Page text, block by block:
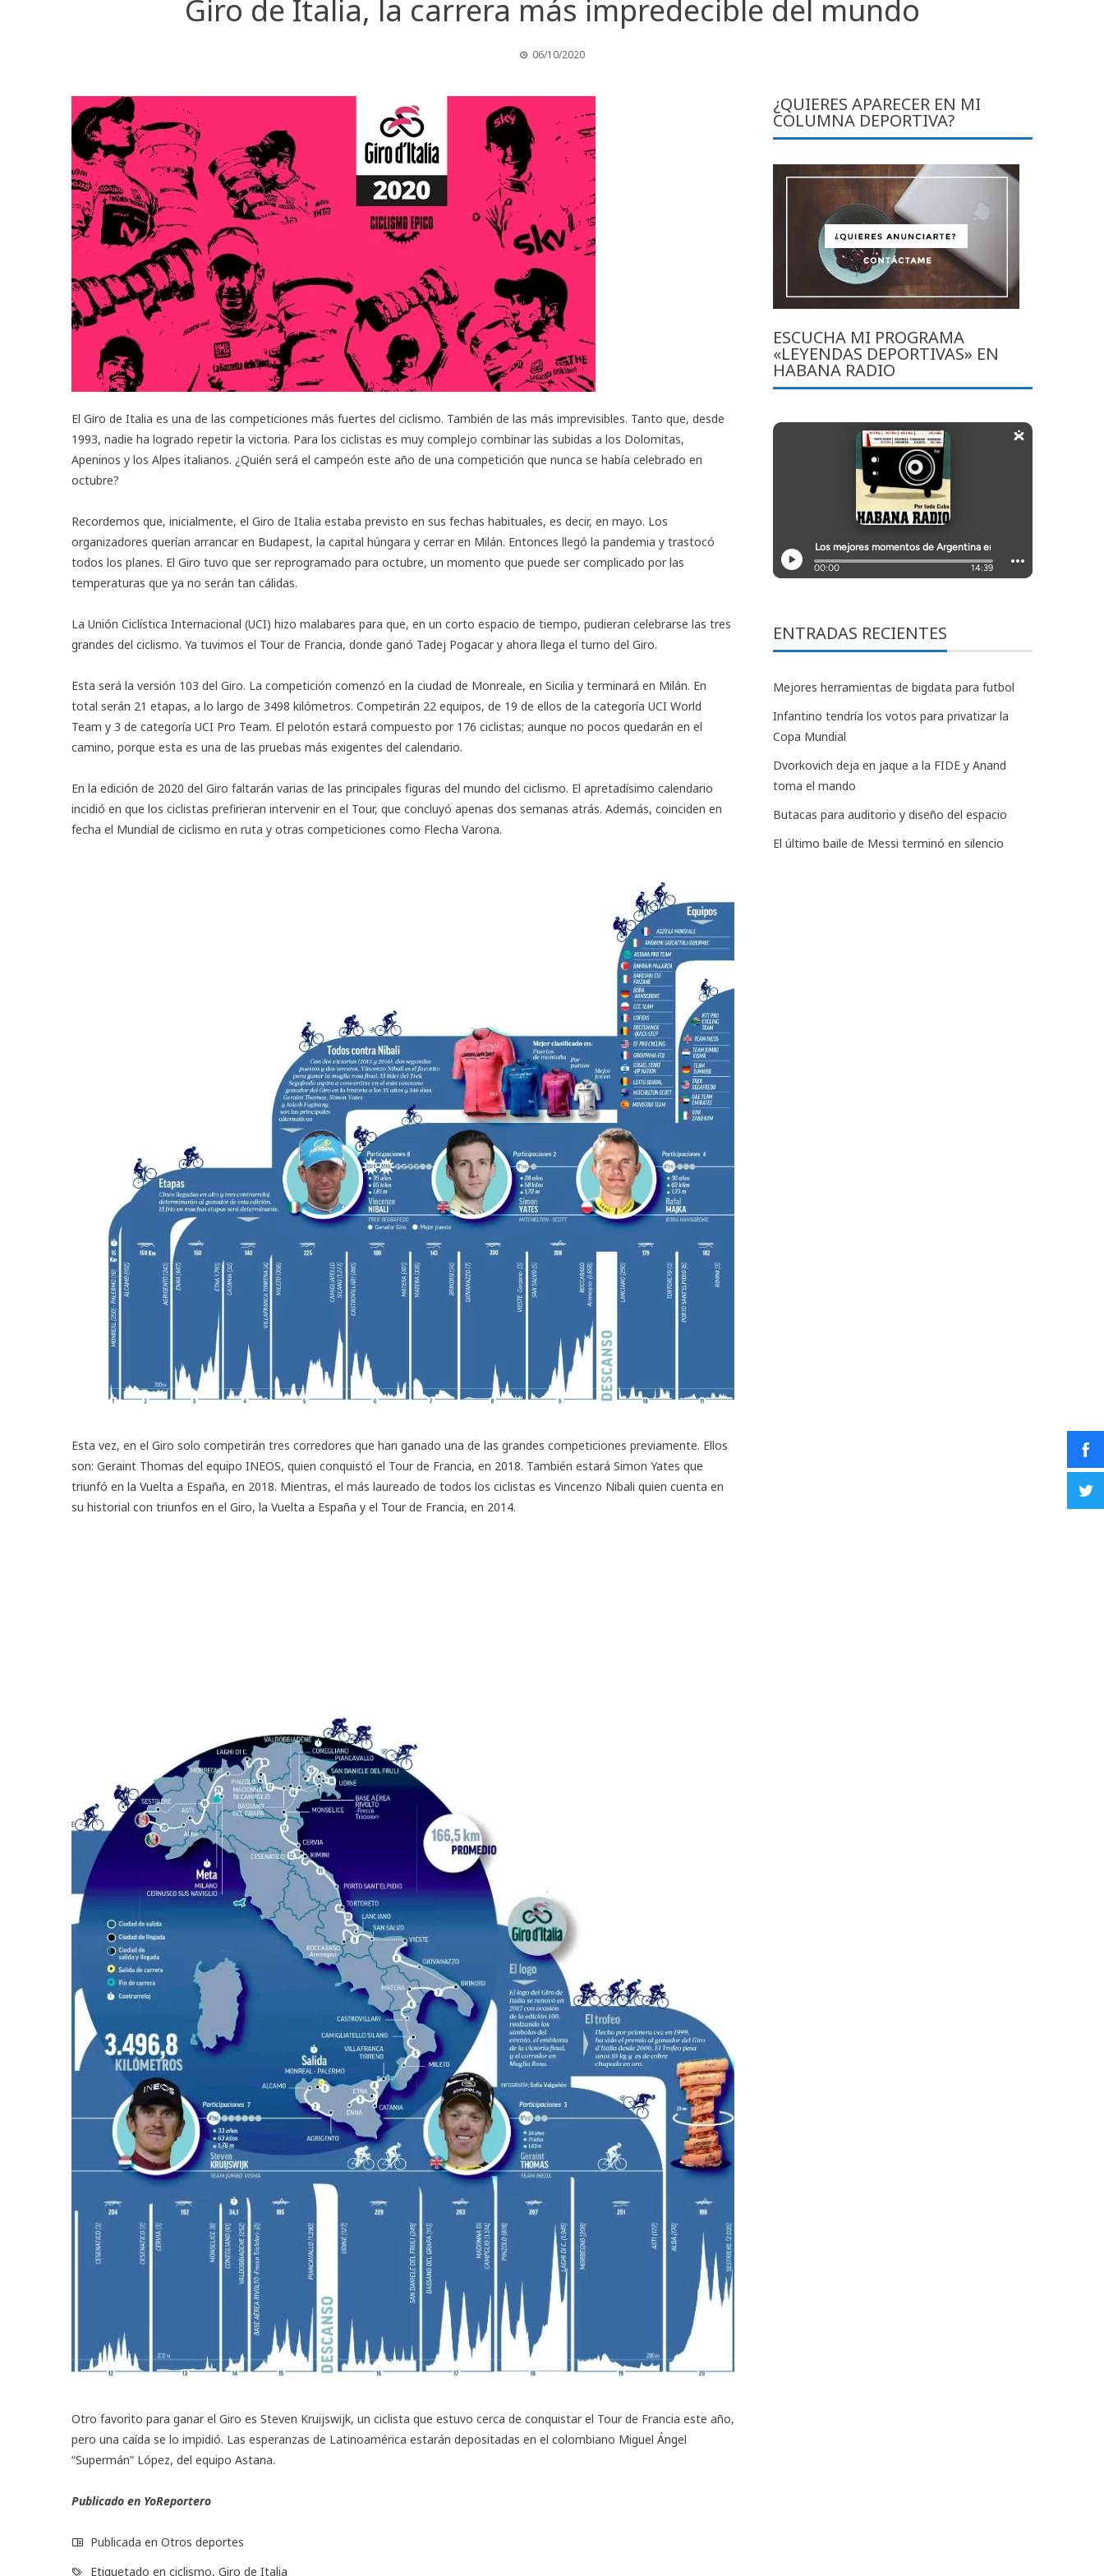
Giro de Italia, la carrera más impredecible del mundo
06/10/2020
El Giro de Italia es una de las competiciones más fuertes del ciclismo. También de las más imprevisibles. Tanto que, desde
1993, nadie ha logrado repetir la victoria. Para los ciclistas es muy complejo combinar las subidas a los Dolomitas,
Apeninos y los Alpes italianos. ¿Quién será el campeón este año de una competición que nunca se había celebrado en
octubre?
Recordemos que, inicialmente, el Giro de Italia estaba previsto en sus fechas habituales, es decir, en mayo. Los
organizadores querían arrancar en Budapest, la capital húngara y cerrar en Milán. Entonces llegó la pandemia y trastocó
todos los planes. El Giro tuvo que ser reprogramado para octubre, un momento que puede ser complicado por las
temperaturas que ya no serán tan cálidas.
La Unión Ciclística Internacional (UCI) hizo malabares para que, en un corto espacio de tiempo, pudieran celebrarse las tres
grandes del ciclismo. Ya tuvimos el Tour de Francia, donde ganó Tadej Pogacar y ahora llega el turno del Giro.
Esta será la versión 103 del Giro. La competición comenzó en la ciudad de Monreale, en Sicilia y terminará en Milán. En
total serán 21 etapas, a lo largo de 3498 kilómetros. Competirán 22 equipos, de 19 de ellos de la categoría UCI World
Team y 3 de categoría UCI Pro Team. El pelotón estará compuesto por 176 ciclistas; aunque no pocos quedarán en el
camino, porque esta es una de las pruebas más exigentes del calendario.
En la edición de 2020 del Giro faltarán varias de las principales figuras del mundo del ciclismo. El apretadísimo calendario
incidió en que los ciclistas prefirieran intervenir en el Tour, que concluyó apenas dos semanas atrás. Además, coinciden en
fecha el Mundial de ciclismo en ruta y otras competiciones como Flecha Varona.
Esta vez, en el Giro solo competirán tres corredores que han ganado una de las grandes competiciones previamente. Ellos
son: Geraint Thomas del equipo INEOS, quien conquistó el Tour de Francia, en 2018. También estará Simon Yates que
triunfó en la Vuelta a España, en 2018. Mientras, el más laureado de todos los ciclistas es Vincenzo Nibali quien cuenta en
su historial con triunfos en el Giro, la Vuelta a España y el Tour de Francia, en 2014.
Otro favorito para ganar el Giro es Steven Kruijswijk, un ciclista que estuvo cerca de conquistar el Tour de Francia este año,
pero una caída se lo impidió. Las esperanzas de Latinoamérica estarán depositadas en el colombiano Miguel Ángel
“Supermán” López, del equipo Astana.
Publicado en YoReportero
Publicada en Otros deportes
Etiquetado en ciclismo, Giro de Italia
¿QUIERES APARECER EN MI
COLUMNA DEPORTIVA?
ESCUCHA MI PROGRAMA
«LEYENDAS DEPORTIVAS» EN
HABANA RADIO
ENTRADAS RECIENTES
Mejores herramientas de bigdata para futbol
Infantino tendría los votos para privatizar la
Copa Mundial
Dvorkovich deja en jaque a la FIDE y Anand
toma el mando
Butacas para auditorio y diseño del espacio
El último baile de Messi terminó en silencio